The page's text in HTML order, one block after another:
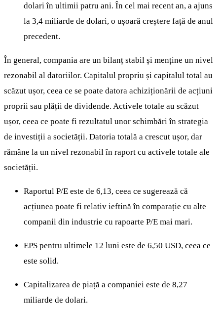
dolari în ultimii patru ani. În cel mai recent an, a ajuns
la 3,4 miliarde de dolari, o ușoară creștere față de anul
precedent.
În general, compania are un bilanț stabil și menține un nivel
rezonabil al datoriilor. Capitalul propriu și capitalul total au
scăzut ușor, ceea ce se poate datora achiziționării de acțiuni
proprii sau plății de dividende. Activele totale au scăzut
ușor, ceea ce poate fi rezultatul unor schimbări în strategia
de investiții a societății. Datoria totală a crescut ușor, dar
rămâne la un nivel rezonabil în raport cu activele totale ale
societății.
Raportul P/E este de 6,13, ceea ce sugerează că
acțiunea poate fi relativ ieftină în comparație cu alte
companii din industrie cu rapoarte P/E mai mari.
EPS pentru ultimele 12 luni este de 6,50 USD, ceea ce
este solid.
Capitalizarea de piață a companiei este de 8,27
miliarde de dolari.